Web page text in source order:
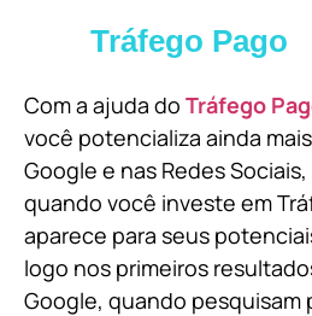
Tráfego Pago
Com a ajuda do Tráfego
você potencializa ainda
Google e nas Redes
quando você investe em
aparece para seus
logo nos primeiros
Google, quando pesquisam